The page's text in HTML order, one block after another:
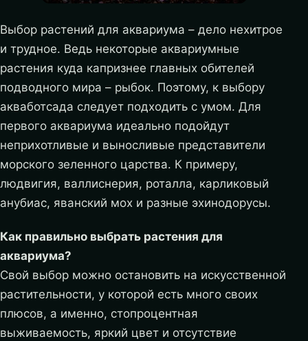
Выбор растений для аквариума – дело нехитрое
и трудное. Ведь некоторые аквариумные
растения куда капризнее главных обителей
подводного мира – рыбок. Поэтому, к выбору
акваботсада следует подходить с умом. Для
первого аквариума идеально подойдут
неприхотливые и выносливые представители
морского зеленного царства. К примеру,
людвигия, валлиснерия, роталла, карликовый
анубиас, яванский мох и разные эхинодорусы.
Как правильно выбрать растения для
аквариума?
Свой выбор можно остановить на искусственной
растительности, у которой есть много своих
плюсов, а именно, стопроцентная
выживаемость, яркий цвет и отсутствие